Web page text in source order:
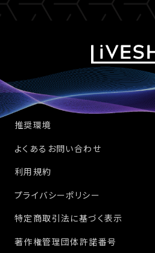
推奨環境
よくあるお問い合わせ
利用規約
プライバシーポリシー
特定商取引法に基づく表示
著作権管理団体許諾番号